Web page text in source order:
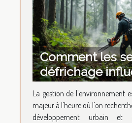
Comment les
défrichage
ils le
durable ?
La gestion de l'environnement
majeur à l'heure où l'on
développement urbain et